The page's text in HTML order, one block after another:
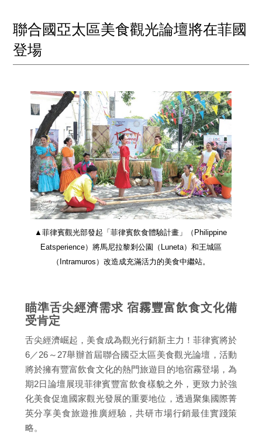
聯合國亞太區美食觀光論壇將在菲國
登場
▲菲律賓觀光部發起「菲律賓飲食體驗計畫」（Philippine
Eatsperience）將馬尼拉黎剎公園（Luneta）和王城區
（Intramuros）改造成充滿活力的美食中繼站。
瞄準舌尖經濟需求 宿霧豐富飲食文化備
受肯定
舌尖經濟崛起，美食成為觀光行銷新主力！菲律賓將於
6／26～27舉辦首屆聯合國亞太區美食觀光論壇，活動
將於擁有豐富飲食文化的熱門旅遊目的地宿霧登場，為
期2日論壇展現菲律賓豐富飲食樣貌之外，更致力於強
化美食促進國家觀光發展的重要地位，透過聚集國際菁
英分享美食旅遊推廣經驗，共研市場行銷最佳實踐策
略。